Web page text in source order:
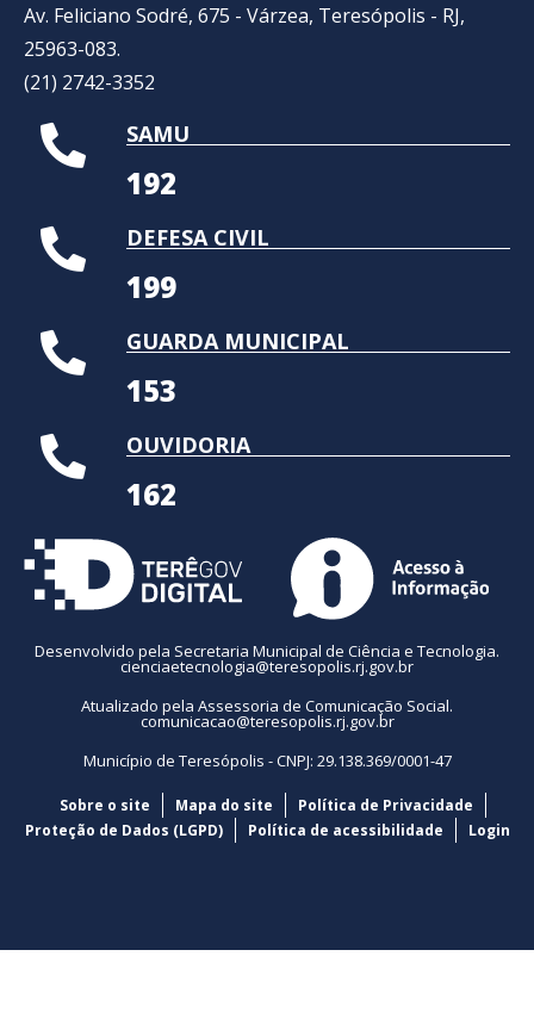
Av. Feliciano Sodré, 675 - Várzea, Teresópolis - RJ,
25963-083.
(21) 2742-3352​
SAMU
192
DEFESA CIVIL
199
GUARDA MUNICIPAL
153
OUVIDORIA
162
Desenvolvido pela Secretaria Municipal de Ciência e Tecnologia.
cienciaetecnologia@teresopolis.rj.gov.br
Atualizado pela Assessoria de Comunicação Social.
comunicacao@teresopolis.rj.gov.br
Município de Teresópolis - CNPJ: 29.138.369/0001-47
Sobre o site Mapa do site
Política de Privacidade
Proteção de Dados (LGPD)
Política de acessibilidade Login